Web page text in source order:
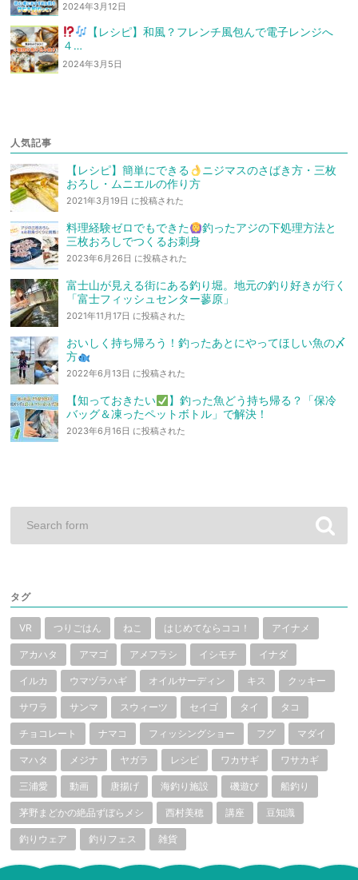
2024年3月12日
【レシピ】和風？フレンチ風包んで電子レンジへ
４…
2024年3月5日
人気記事
【レシピ】簡単にできる
ニジマスのさばき方・三枚
おろし・ムニエルの作り方
2021年3月19日 に投稿された
料理経験ゼロでもできた
釣ったアジの下処理方法と
三枚おろしでつくるお刺身
2023年6月26日 に投稿された
富士山が見える街にある釣り堀。地元の釣り好きが行く
「富士フィッシュセンター蓼原」
2021年11月17日 に投稿された
おいしく持ち帰ろう！釣ったあとにやってほしい魚の〆
方
2022年6月13日 に投稿された
【知っておきたい
】釣った魚どう持ち帰る？「保冷
バッグ＆凍ったペットボトル」で解決！
2023年6月16日 に投稿された
タグ
VR つりごはん ねこ はじめてならココ！ アイナメ
アカハタ アマゴ アメフラシ イシモチ イナダ
イルカ ウマヅラハギ オイルサーディン キス クッキー
サワラ サンマ スウィーツ セイゴ タイ タコ
チョコレート ナマコ フィッシングショー フグ マダイ
マハタ メジナ ヤガラ レシピ ワカサギ ワサカギ
三浦愛 動画 唐揚げ 海釣り施設 磯遊び 船釣り
茅野まどかの絶品ずぼらメシ 西村美穂 講座 豆知識
釣りウェア 釣りフェス 雑貨